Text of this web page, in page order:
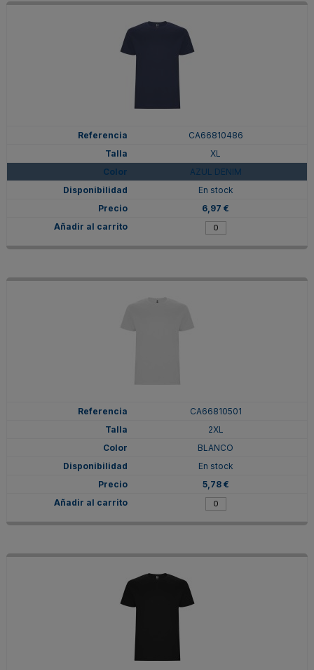
CA66810486
XL
AZUL DENIM
En stock
6,97 €
CA66810501
2XL
BLANCO
En stock
5,78 €